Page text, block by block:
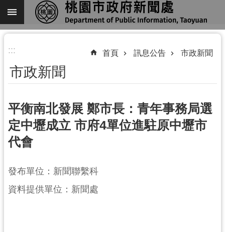
跳到主要內容區塊
進
搜
尋
關
於
們
機
::: 首頁 訊息公告 市政新聞
市政新聞
平衡南北發展 鄭市長：青年事務局選
定中壢成立 市府4單位進駐原中壢市
代會
發布單位：新聞聯繫科
資料提供單位：新聞處